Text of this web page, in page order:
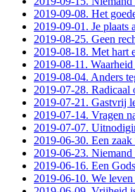
2019-09-08. Het
2019-09-01. Je plaats
2019-08-25. Geen
2019-08-18. Met hart
2019-08-11.
2019-08-04. Anders
2019-07-28. Radicaal
2019-07-21. Gastvrij
2019-07-14. Vragen
2019-07-07.
2019-06-30. Een
2019-06-23. Niemand
2019-06-16. Een
2019-06-10. We